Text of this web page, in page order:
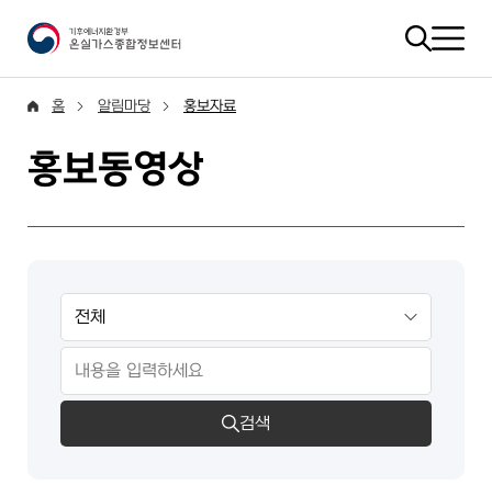
홈 알림마당 홍보자료
홍보동영상
검색